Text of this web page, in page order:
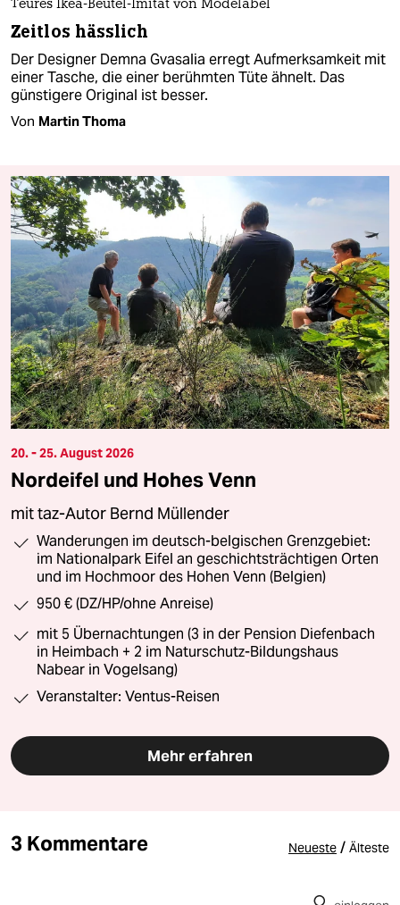
Teures Ikea-Beutel-Imitat von Modelabel
Zeitlos hässlich
Der Designer Demna Gvasalia erregt Aufmerksamkeit mit
einer Tasche, die einer berühmten Tüte ähnelt. Das
günstigere Original ist besser.
Von Martin Thoma
20. - 25. August 2026
Nordeifel und Hohes Venn
mit taz-Autor Bernd Müllender
Wanderungen im deutsch-belgischen Grenzgebiet:
im Nationalpark Eifel an geschichtsträchtigen Orten
und im Hochmoor des Hohen Venn (Belgien)
950 € (DZ/HP/ohne Anreise)
mit 5 Übernachtungen (3 in der Pension Diefenbach
in Heimbach + 2 im Naturschutz-Bildungshaus
Nabear in Vogelsang)
Veranstalter: Ventus-Reisen
Mehr erfahren
3 Kommentare Neueste / Älteste